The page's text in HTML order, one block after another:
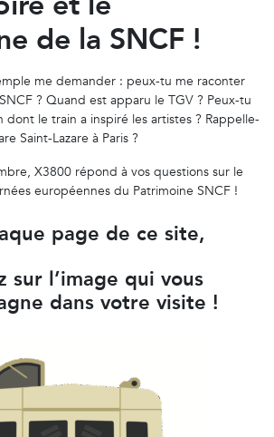
de la SNCF !
me demander : peux-tu me raconter
? Quand est apparu le TGV ? Peux-tu
dont le train a inspiré les artistes ? Rappelle-
Saint-Lazare à Paris ?
X3800 répond à vos questions sur le
européennes du Patrimoine SNCF !
page de ce site,
sur l’image qui vous
dans votre visite !